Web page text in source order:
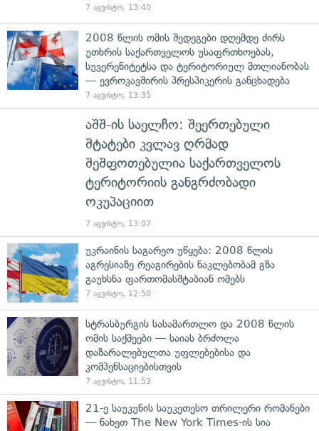
7 აგვისტო, 13:40
2008 წლის ომის შედეგები დღემდე ძირს
უთხრის საქართველოს უსაფრთხოებას,
სუვერენიტეტსა და ტერიტორიულ მთლიანობას
— ევროკავშირის პრესპიკერის განცხადება
7 აგვისტო, 13:35
აშშ-ის საელჩო: შეერთებული
შტატები კვლავ ღრმად
შეშფოთებულია საქართველოს
ტერიტორიის განგრძობადი
ოკუპაციით
7 აგვისტო, 13:07
უკრაინის საგარეო უწყება: 2008 წლის
აგრესიაზე რეაგირების ნაკლებობამ გზა
გაუხსნა ფართომასშტაბიან ომებს
7 აგვისტო, 12:50
სტრასბურგის სასამართლო და 2008 წლის
ომის საქმეები — საიას ბრძოლა
დაზარალებულთა უფლებებისა და
კომპენსაციებისთვის
7 აგვისტო, 11:53
21-ე საუკუნის საუკეთესო თრილერი რომანები
— ნახეთ The New York Times-ის სია